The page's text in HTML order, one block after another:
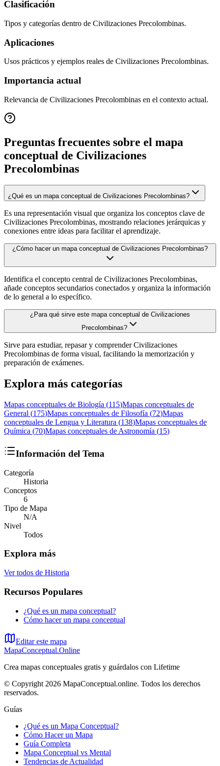
Clasificación
Tipos y categorías dentro de Civilizaciones Precolombinas.
Aplicaciones
Usos prácticos y ejemplos reales de Civilizaciones Precolombinas.
Importancia actual
Relevancia de Civilizaciones Precolombinas en el contexto actual.
Preguntas frecuentes sobre el mapa
conceptual de Civilizaciones
Precolombinas
¿Qué es un mapa conceptual de Civilizaciones Precolombinas?
Es una representación visual que organiza los conceptos clave de
Civilizaciones Precolombinas, mostrando relaciones jerárquicas y
conexiones entre ideas para facilitar el aprendizaje.
¿Cómo hacer un mapa conceptual de Civilizaciones Precolombinas?
Identifica el concepto central de Civilizaciones Precolombinas,
añade conceptos secundarios conectados y organiza la información
de lo general a lo específico.
¿Para qué sirve este mapa conceptual de Civilizaciones
Precolombinas?
Sirve para estudiar, repasar y comprender Civilizaciones
Precolombinas de forma visual, facilitando la memorización y
preparación de exámenes.
Explora más categorías
Mapas conceptuales de Biología (115)Mapas conceptuales de
General (175)Mapas conceptuales de Filosofía (72)Mapas
conceptuales de Lengua y Literatura (138)Mapas conceptuales de
Química (70)Mapas conceptuales de Astronomía (15)
Información del Tema
Categoría
Historia
Conceptos
6
Tipo de Mapa
N/A
Nivel
Todos
Explora más
Ver todos de Historia
Recursos Populares
¿Qué es un mapa conceptual?
Cómo hacer un mapa conceptual
Editar este mapa
MapaConceptual.Online
Crea mapas conceptuales gratis y guárdalos con Lifetime
© Copyright 2026 MapaConceptual.online. Todos los derechos
reservados.
Guías
¿Qué es un Mapa Conceptual?
Cómo Hacer un Mapa
Guía Completa
Mapa Conceptual vs Mental
Tendencias de Actualidad